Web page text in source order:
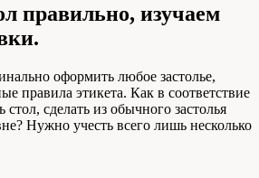
правильно, изучаем
оформить любое застолье,
правила этикета. Как в соответствие
сделать из обычного застолья
Нужно учесть всего лишь несколько